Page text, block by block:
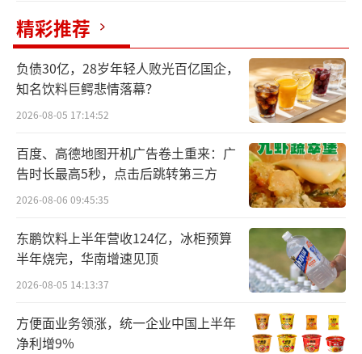
用“大单品带品牌”策略、做重O2O业务等提
升门店生命力。
周黑鸭宣布，公司创始人、董事会主席兼
执行董事周富裕，将接替张宇晨成为新的行政
总裁，自2024年6月12日起生效。
精彩推荐
负债30亿，28岁年轻人败光百亿国企，
知名饮料巨鳄悲情落幕？
2026-08-05 17:14:52
百度、高德地图开机广告卷土重来：广
告时长最高5秒，点击后跳转第三方
2026-08-06 09:45:35
东鹏饮料上半年营收124亿，冰柜预算
半年烧完，华南增速见顶
2026-08-05 14:13:37
方便面业务领涨，统一企业中国上半年
净利增9%